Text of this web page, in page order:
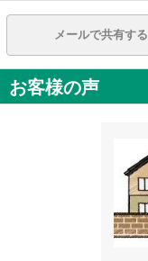
メールで共有する
お客様の声